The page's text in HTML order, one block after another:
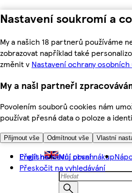
Nastavení soukromí a
My a našich 18 partnerů používáme
zobrazovat například také
změnit v Nastavení ochrany osobních
My a naši partneři
Povolením souborů cookies nám
používat přesná data o poloze a
Přijmout vše Odmítnout vše Vlastní
Přejít na hlavní obsah
Přeskočit na vyhledávání
English Můj první nákup